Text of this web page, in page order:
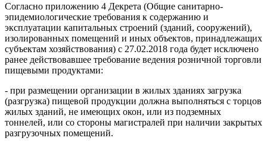
Согласно приложению 4 Декрета (Общие санитарно-
эпидемиологические требования к содержанию и
эксплуатации капитальных строений (зданий, сооружений),
изолированных помещений и иных объектов, принадлежащих
субъектам хозяйствования) с 27.02.2018 года будет исключено
ранее действовавшее требование ведения розничной торговли
пищевыми продуктами:
- при размещении организации в жилых зданиях загрузка
(разгрузка) пищевой продукции должна выполняться с торцов
жилых зданий, не имеющих окон, или из подземных
тоннелей, или со стороны магистралей при наличии закрытых
разгрузочных помещений.